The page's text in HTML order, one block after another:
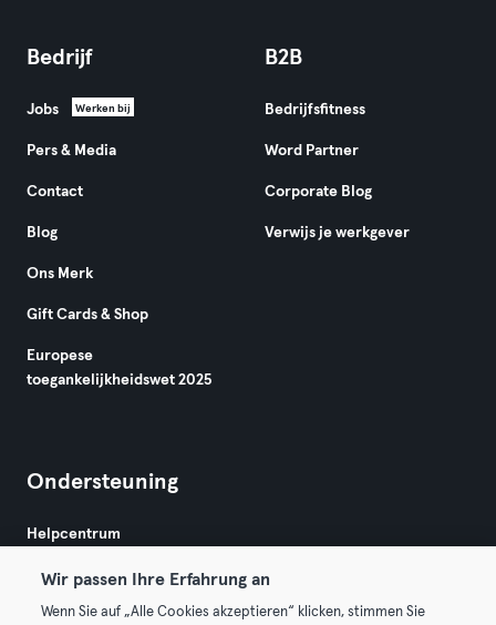
Bedrijf
Jobs Werken bij
Pers & Media
Contact
Blog
Ons Merk
Gift Cards & Shop
Europese
toegankelijkheidswet 2025
B2B
Bedrijfsfitness
Word Partner
Corporate Blog
Verwijs je werkgever
Ondersteuning
Helpcentrum
Wir passen Ihre Erfahrung an
Wenn Sie auf „Alle Cookies akzeptieren“ klicken, stimmen Sie